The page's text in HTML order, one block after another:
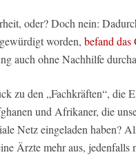
oder? Doch nein:
worden, befand das
auch ohne Nachhilfe
zu den „Fachkräften“,
und Afrikaner, die
Netz eingeladen haben?
Ärzte mehr aus,